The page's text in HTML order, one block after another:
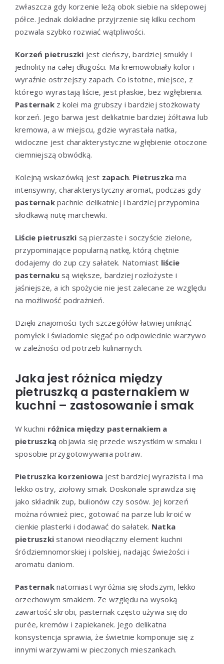
zwłaszcza gdy korzenie leżą obok siebie na sklepowej
półce. Jednak dokładne przyjrzenie się kilku cechom
pozwala szybko rozwiać wątpliwości.
Korzeń pietruszki jest cieńszy, bardziej smukły i
jednolity na całej długości. Ma kremowobiały kolor i
wyraźnie ostrzejszy zapach. Co istotne, miejsce, z
którego wyrastają liście, jest płaskie, bez wgłębienia.
Pasternakz kolei ma grubszy i bardziej stożkowaty
korzeń. Jego barwa jest delikatnie bardziej żółtawa lub
kremowa, a w miejscu, gdzie wyrastała natka,
widoczne jest charakterystyczne wgłębienie otoczone
ciemniejszą obwódką.
Kolejną wskazówką jest zapach. Pietruszka ma
intensywny, charakterystyczny aromat, podczas gdy
pasternakpachnie delikatniej i bardziej przypomina
słodkawą nutę marchewki.
Liście pietruszki są pierzaste i soczyście zielone,
przypominające popularną natkę, którą chętnie
dodajemy do zup czy sałatek. Natomiast liście
pasternaku są większe, bardziej rozłożyste i
jaśniejsze, a ich spożycie nie jest zalecane ze względu
na możliwość podrażnień.
Dzięki znajomości tych szczegółów łatwiej uniknąć
pomyłek i świadomie sięgać po odpowiednie warzywo
w zależności od potrzeb kulinarnych.
Jaka jest różnica między
pietruszką a pasternakiem w
kuchni – zastosowanie i smak
W kuchni różnica między pasternakiem a
pietruszką objawia się przede wszystkim w smaku i
sposobie przygotowywania potraw.
Pietruszka korzeniowa jest bardziej wyrazista i ma
lekko ostry, ziołowy smak. Doskonale sprawdza się
jako składnik zup, bulionów czy sosów. Jej korzeń
można również piec, gotować na parze lub kroić w
cienkie plasterki i dodawać do sałatek. Natka
pietruszki stanowi nieodłączny element kuchni
śródziemnomorskiej i polskiej, nadając świeżości i
aromatu daniom.
Pasternaknatomiast wyróżnia się słodszym, lekko
orzechowym smakiem. Ze względu na wysoką
zawartość skrobi, pasternak często używa się do
purée, kremów i zapiekanek. Jego delikatna
konsystencja sprawia, że świetnie komponuje się z
innymi warzywami w pieczonych mieszankach.